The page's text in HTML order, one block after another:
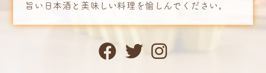
旨い日本酒と美味しい料理を愉しんでください。